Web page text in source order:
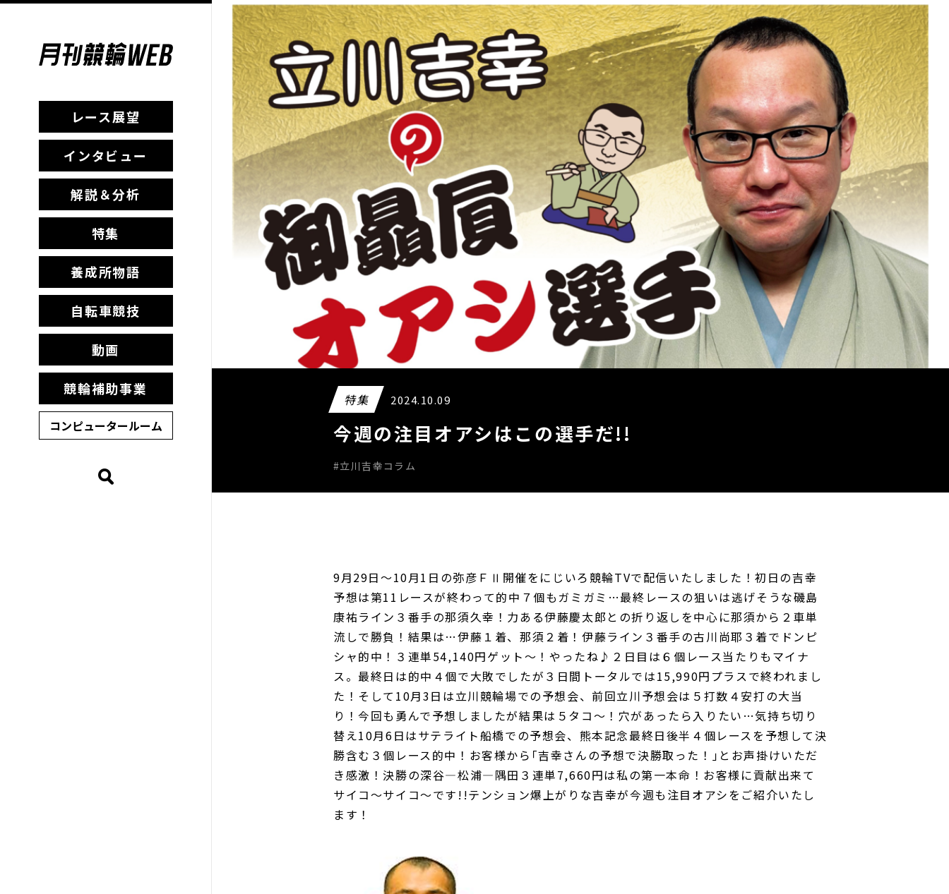
レース展望
インタビュー
解説＆分析
特集
養成所物語
自転車競技
動画
競輪補助事業
コンピュータールーム
特集 2024.10.09
今週の注目オアシはこの選手だ!!
#立川吉幸コラム
9月29日～10月1日の弥彦ＦⅡ開催をにじいろ競輪TVで配信いたしました！初日の吉幸
予想は第11レースが終わって的中７個もガミガミ…最終レースの狙いは逃げそうな磯島
康祐ライン３番手の那須久幸！力ある伊藤慶太郎との折り返しを中心に那須から２車単
流しで勝負！結果は…伊藤１着、那須２着！伊藤ライン３番手の古川尚耶３着でドンピ
シャ的中！３連単54,140円ゲット～！やったね♪２日目は６個レース当たりもマイナ
ス。最終日は的中４個で大敗でしたが３日間トータルでは15,990円プラスで終われまし
た！そして10月3日は立川競輪場での予想会、前回立川予想会は５打数４安打の大当
り！今回も勇んで予想しましたが結果は５タコ～！穴があったら入りたい…気持ち切り
替え10月6日はサテライト船橋での予想会、熊本記念最終日後半４個レースを予想して決
勝含む３個レース的中！お客様から｢吉幸さんの予想で決勝取った！｣とお声掛けいただ
き感激！決勝の深谷―松浦―隅田３連単7,660円は私の第一本命！お客様に貢献出来て
サイコ～サイコ～です!!テンション爆上がりな吉幸が今週も注目オアシをご紹介いたし
ます！